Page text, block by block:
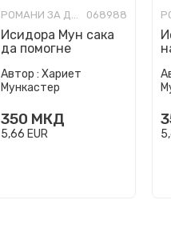
РОМАНИ ЗА ДЕЦА 068988
Исидора Мун сака
да помогне
Автор : Хариет
Мункастер
350 МКД
5,66 EUR